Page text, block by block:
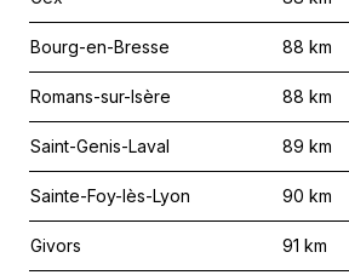
Bourg-en-Bresse 88 km
Romans-sur-Isère 88 km
Saint-Genis-Laval 89 km
Sainte-Foy-lès-Lyon 90 km
Givors 91 km